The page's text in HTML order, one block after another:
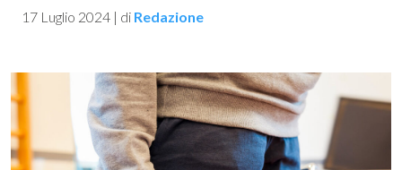
17 Luglio 2024 | di Redazione